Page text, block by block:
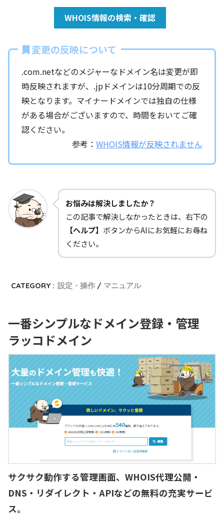
WHOIS情報の検索・確認
変更の反映について
.com.netなどのメジャーなドメイン名は変更が即
時反映されますが、.jpドメインは10分周期での反
映となります。マイナードメインでは独自の仕様
がある場合がございますので、時間をおいてご確
認ください。
参考： WHOIS情報が反映されません
お悩みは解決しましたか？
この記事で解決しなかったときは、右下の
【ヘルプ】 ボタンからAIにお気軽にお尋ね
ください。
CATEGORY : 設定・操作 マニュアル
一番シンプルなドメイン登録・管理
ラッコドメイン
サクサク動作する管理画面、WHOIS代理公開・
DNS・リダイレクト・APIなどの無料の充実サービ
ス。